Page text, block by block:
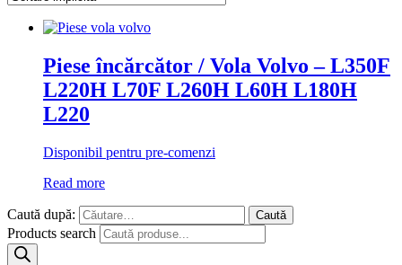
Piese încărcător / Vola Volvo – L350F
L220H L70F L260H L60H L180H
L220
Disponibil pentru pre-comenzi
Read more
Caută după:
Products search